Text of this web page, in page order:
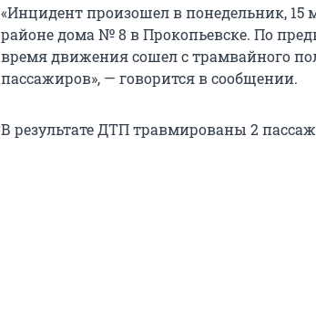
«Инцидент произошел в понедельник, 15
районе дома № 8 в Прокопьевске. По
время движения сошел с трамвайного
пассажиров», — говорится в сообщении.
В результате ДТП травмированы 2